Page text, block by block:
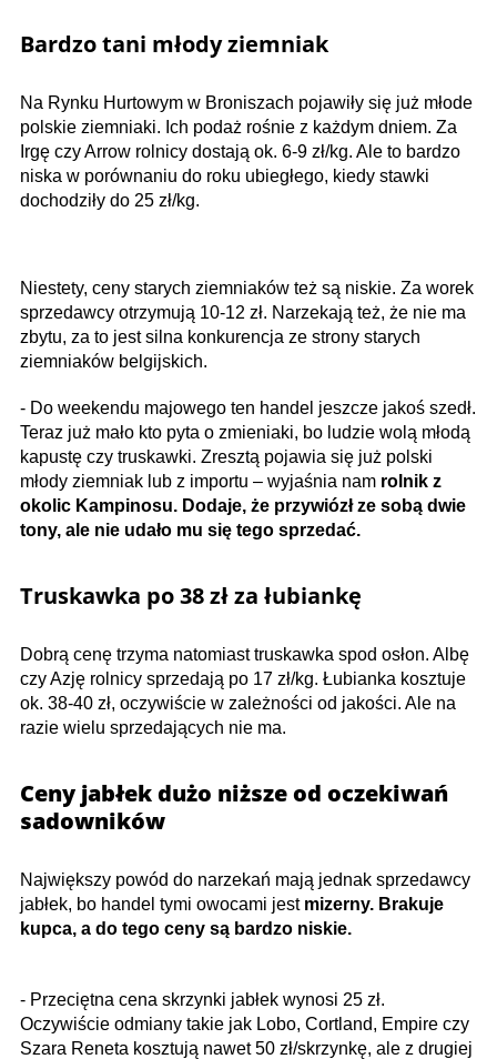
Bardzo tani młody ziemniak
Na Rynku Hurtowym w Broniszach pojawiły się już młode
polskie ziemniaki. Ich podaż rośnie z każdym dniem. Za
Irgę czy Arrow rolnicy dostają ok. 6-9 zł/kg. Ale to bardzo
niska w porównaniu do roku ubiegłego, kiedy stawki
dochodziły do 25 zł/kg.
Niestety, ceny starych ziemniaków też są niskie. Za worek
sprzedawcy otrzymują 10-12 zł. Narzekają też, że nie ma
zbytu, za to jest silna konkurencja ze strony starych
ziemniaków belgijskich.
- Do weekendu majowego ten handel jeszcze jakoś szedł.
Teraz już mało kto pyta o zmieniaki, bo ludzie wolą młodą
kapustę czy truskawki. Zresztą pojawia się już polski
młody ziemniak lub z importu – wyjaśnia nam rolnik z
okolic Kampinosu. Dodaje, że przywiózł ze sobą dwie
tony, ale nie udało mu się tego sprzedać.
Truskawka po 38 zł za łubiankę
Dobrą cenę trzyma natomiast truskawka spod osłon. Albę
czy Azję rolnicy sprzedają po 17 zł/kg. Łubianka kosztuje
ok. 38-40 zł, oczywiście w zależności od jakości. Ale na
razie wielu sprzedających nie ma.
Ceny jabłek dużo niższe od oczekiwań
sadowników
Największy powód do narzekań mają jednak sprzedawcy
jabłek, bo handel tymi owocami jest mizerny. Brakuje
kupca, a do tego ceny są bardzo niskie.
- Przeciętna cena skrzynki jabłek wynosi 25 zł.
Oczywiście odmiany takie jak Lobo, Cortland, Empire czy
Szara Reneta kosztują nawet 50 zł/skrzynkę, ale z drugiej